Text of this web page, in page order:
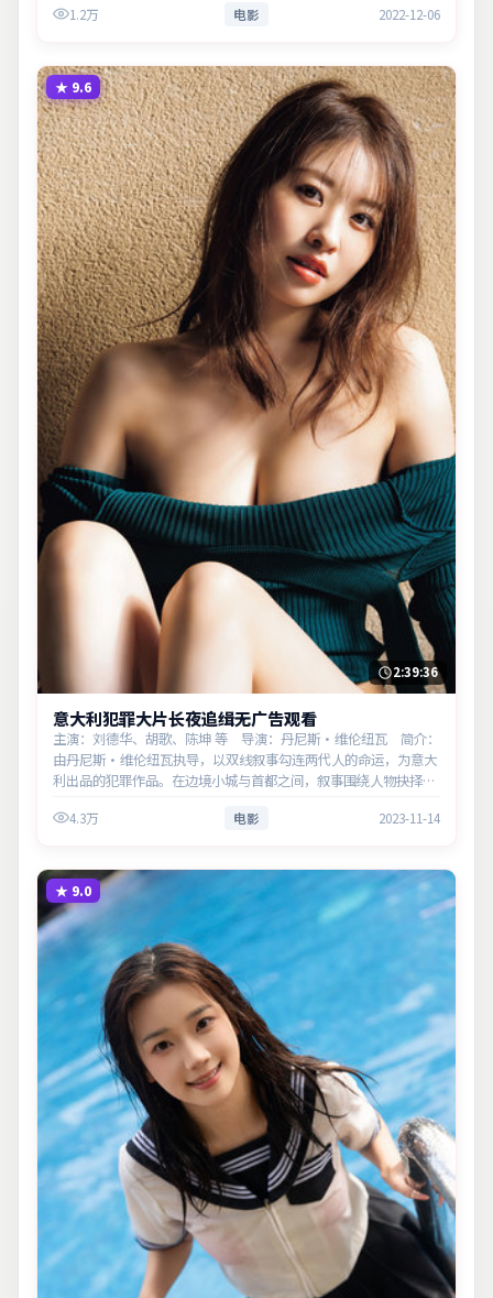
1.2万 电影 2022-12-06
★ 9.6
2:39:36
意大利犯罪大片长夜追缉无广告观看
主演：刘德华、胡歌、陈坤 等 导演：丹尼斯·维伦纽瓦 简介：
由丹尼斯·维伦纽瓦执导，以双线叙事勾连两代人的命运，为意大
利出品的犯罪作品。在边境小城与首都之间，叙事围绕人物抉择与
感层次，兼顾观赏性…
4.3万 电影 2023-11-14
★ 9.0